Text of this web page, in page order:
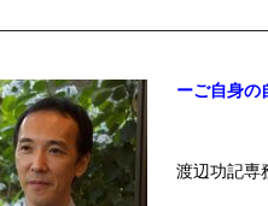
ーご自身の
渡辺功記専